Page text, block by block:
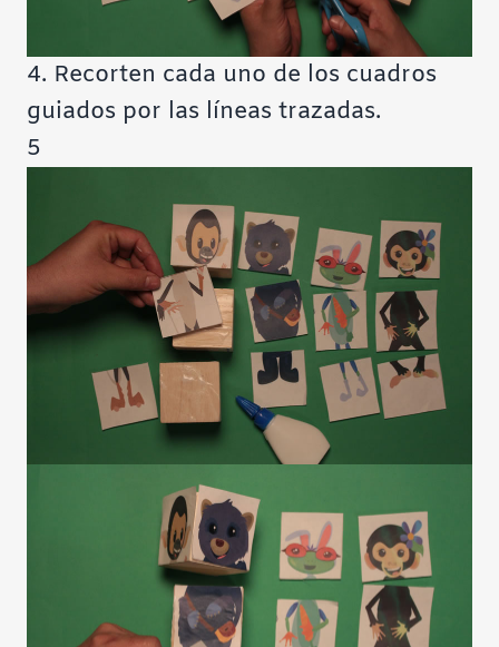
4. Recorten cada uno de los cuadros
guiados por las líneas trazadas.
5